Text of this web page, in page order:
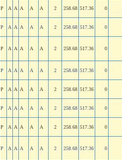
P A A A A A 2 258.68 517.36 0
P A A A A A 2 258.68 517.36 0
P A A A A A 2 258.68 517.36 0
P A A A A A 2 258.68 517.36 0
P A A A A A 2 258.68 517.36 0
P A A A A A 2 258.68 517.36 0
P A A A A A 2 258.68 517.36 0
P A A A A A 2 258.68 517.36 0